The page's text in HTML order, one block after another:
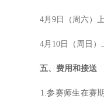
4月9日（周六）上
4月10日（周日）
五、费用和接送
1.参赛师生在赛期